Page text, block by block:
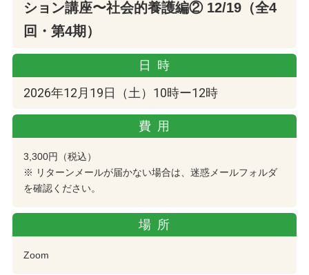
ション講座〜社会的養護編② 12/19（全4
回・第4期）
日時
2026年12月19日（土）10時ー12時
費用
3,300円（税込）
※ リターンメールが届かない場合は、迷惑メールフォルダ
を確認ください。
場所
Zoom